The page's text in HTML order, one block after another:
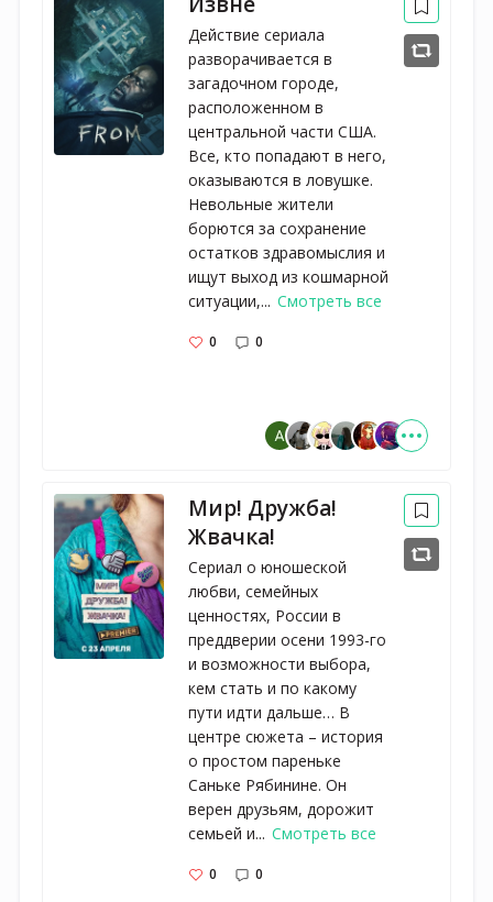
Действие сериала
разворачивается в
загадочном городе,
расположенном в
центральной части США.
Все, кто попадают в него,
оказываются в ловушке.
Невольные жители
борются за сохранение
остатков здравомыслия и
ищут выход из кошмарной
ситуации,... Смотреть все
0 0
Мир! Дружба!
Жвачка!
Сериал о юношеской
любви, семейных
ценностях, России в
преддверии осени 1993-го
и возможности выбора,
кем стать и по какому
пути идти дальше… В
центре сюжета – история
о простом пареньке
Саньке Рябинине. Он
верен друзьям, дорожит
семьей и... Смотреть все
0 0